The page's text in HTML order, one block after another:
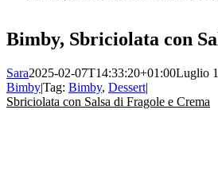
Bimby, Sbriciolata con
Sara2025-02-07T14:33:20+01:00Luglio
Bimby|Tag: Bimby, Dessert|
Sbriciolata con Salsa di Fragole e Crema